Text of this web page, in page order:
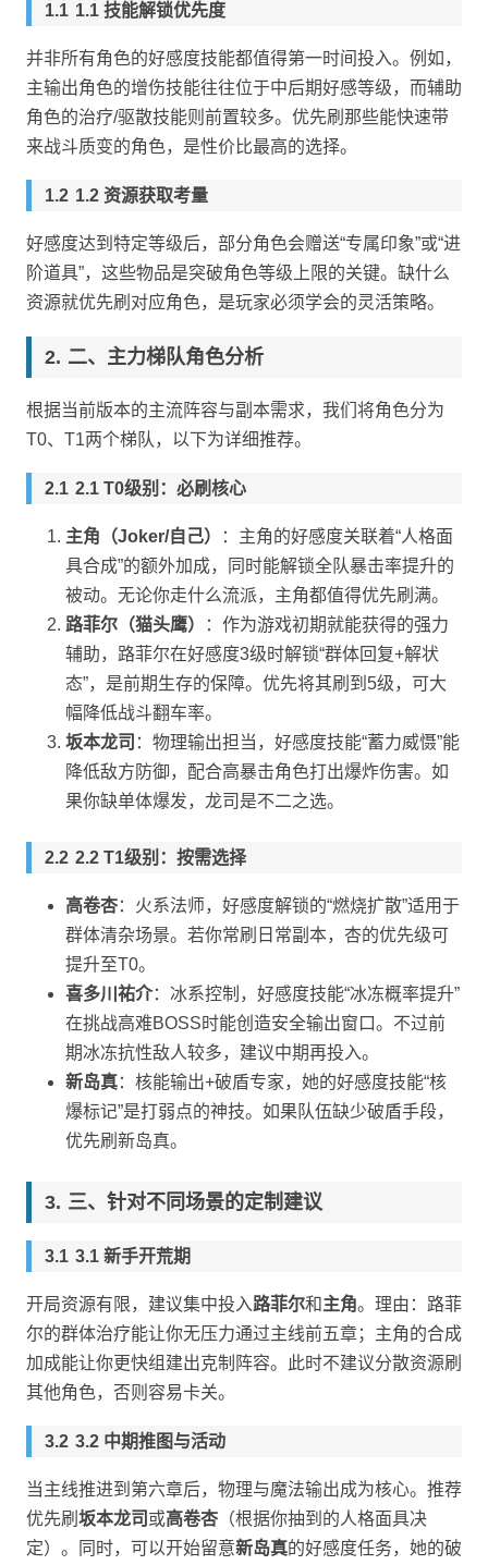
1.1 技能解锁优先度
并非所有角色的好感度技能都值得第一时间投入。例如，
主输出角色的增伤技能往往位于中后期好感等级，而辅助
角色的治疗/驱散技能则前置较多。优先刷那些能快速带
来战斗质变的角色，是性价比最高的选择。
1.2 资源获取考量
好感度达到特定等级后，部分角色会赠送“专属印象”或“进
阶道具”，这些物品是突破角色等级上限的关键。缺什么
资源就优先刷对应角色，是玩家必须学会的灵活策略。
二、主力梯队角色分析
根据当前版本的主流阵容与副本需求，我们将角色分为
T0、T1两个梯队，以下为详细推荐。
2.1 T0级别：必刷核心
主角（Joker/自己）
：主角的好感度关联着“人格面
具合成”的额外加成，同时能解锁全队暴击率提升的
被动。无论你走什么流派，主角都值得优先刷满。
路菲尔（猫头鹰）
：作为游戏初期就能获得的强力
辅助，路菲尔在好感度3级时解锁“群体回复+解状
态”，是前期生存的保障。优先将其刷到5级，可大
幅降低战斗翻车率。
坂本龙司 ：物理输出担当，好感度技能“蓄力威慑”能
降低敌方防御，配合高暴击角色打出爆炸伤害。如
果你缺单体爆发，龙司是不二之选。
2.2 T1级别：按需选择
高卷杏：火系法师，好感度解锁的“燃烧扩散”适用于
群体清杂场景。若你常刷日常副本，杏的优先级可
提升至T0。
喜多川祐介：冰系控制，好感度技能“冰冻概率提升”
在挑战高难BOSS时能创造安全输出窗口。不过前
期冰冻抗性敌人较多，建议中期再投入。
新岛真：核能输出+破盾专家，她的好感度技能“核
爆标记”是打弱点的神技。如果队伍缺少破盾手段，
优先刷新岛真。
三、针对不同场景的定制建议
3.1 新手开荒期
开局资源有限，建议集中投入路菲尔和主角。理由：路菲
尔的群体治疗能让你无压力通过主线前五章；主角的合成
加成能让你更快组建出克制阵容。此时不建议分散资源刷
其他角色，否则容易卡关。
3.2 中期推图与活动
当主线推进到第六章后，物理与魔法输出成为核心。推荐
优先刷 坂本龙司 或高卷杏 （根据你抽到的人格面具决
定）。同时，可以开始留意新岛真的好感度任务，她的破